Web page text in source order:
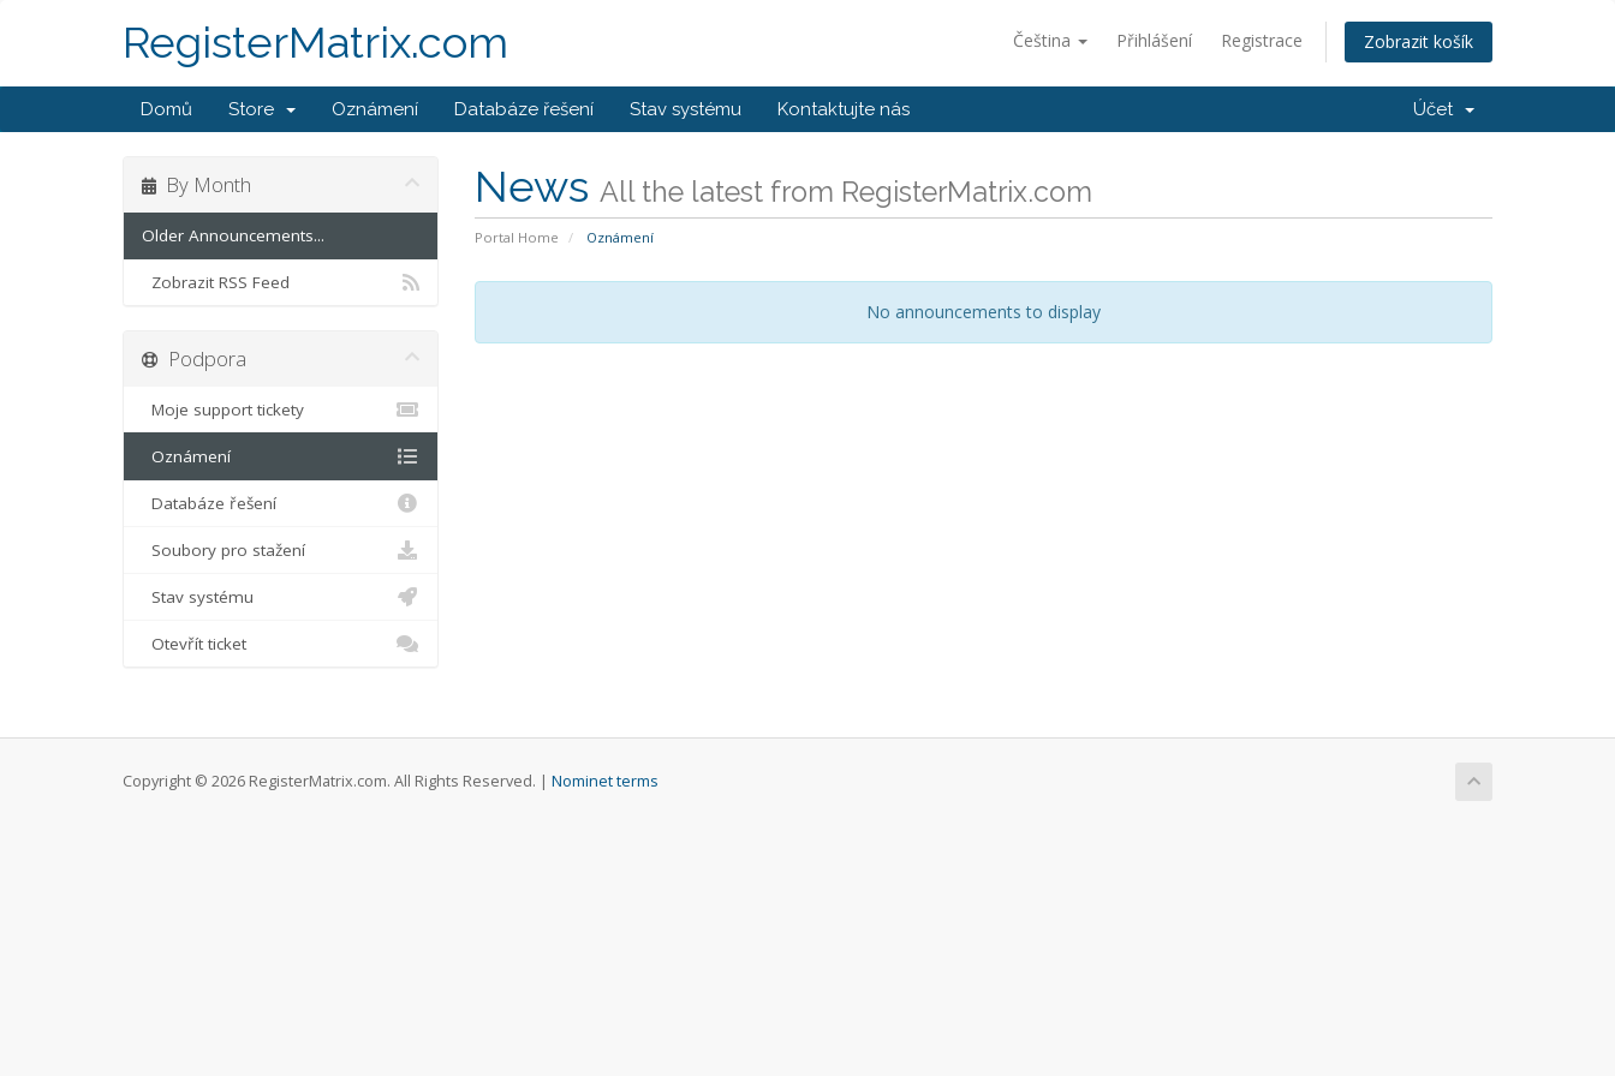
Čeština Přihlášení Registrace Zobrazit košík
RegisterMatrix.com
Domů Store Oznámení Databáze řešení Stav systému Kontaktujte nás Účet
News All the latest from RegisterMatrix.com
Portal Home Oznámení
By Month
Older Announcements...
Zobrazit RSS Feed
No announcements to display
Podpora
Moje support tickety
Oznámení
Databáze řešení
Soubory pro stažení
Stav systému
Otevřít ticket
Copyright © 2026 RegisterMatrix.com. All Rights Reserved. | Nominet terms